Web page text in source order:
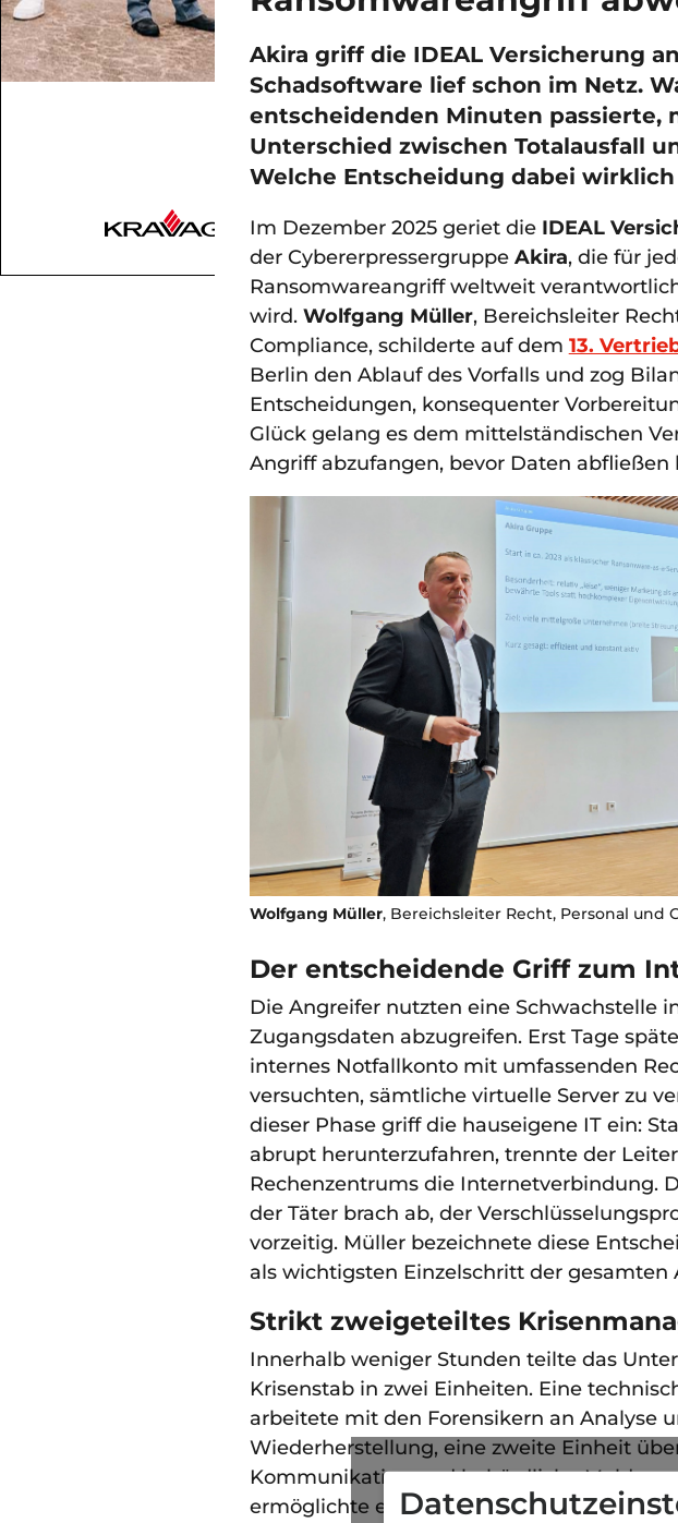
Akira griff die IDEAL Versicherung
Schadsoftware lief schon im Netz.
entscheidenden Minuten passierte,
Unterschied zwischen Totalausfall
Welche Entscheidung dabei
Im Dezember 2025 geriet die IDEAL
der Cybererpressergruppe Akira, die für
Ransomwareangriff weltweit
wird. Wolfgang Müller, Bereichsleiter
Compliance, schilderte auf dem 13.
Berlin den Ablauf des Vorfalls und zog
Entscheidungen, konsequenter
Glück gelang es dem mittelständischen
Angriff abzufangen, bevor Daten abfließen
Wolfgang Müller, Bereichsleiter Recht, Personal und
Der entscheidende Griff zum
Die Angreifer nutzten eine Schwachstelle
Zugangsdaten abzugreifen. Erst Tage
internes Notfallkonto mit umfassenden
versuchten, sämtliche virtuelle Server zu
dieser Phase griff die hauseigene IT ein:
abrupt herunterzufahren, trennte der
Rechenzentrums die Internetverbindung.
der Täter brach ab, der
vorzeitig. Müller bezeichnete diese
als wichtigsten Einzelschritt der gesamten
Strikt zweigeteiltes
Innerhalb weniger Stunden teilte das
Krisenstab in zwei Einheiten. Eine
arbeitete mit den Forensikern an Analyse
Wiederherstellung, eine zweite Einheit
Kommunikation und behördliche
ermöglichte es, parallele Aufgaben ohne